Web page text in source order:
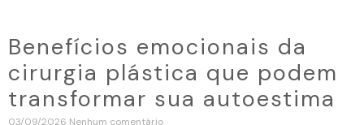
Benefícios emocionais da
cirurgia plástica que podem
transformar sua autoestima
03/09/2026 Nenhum comentário